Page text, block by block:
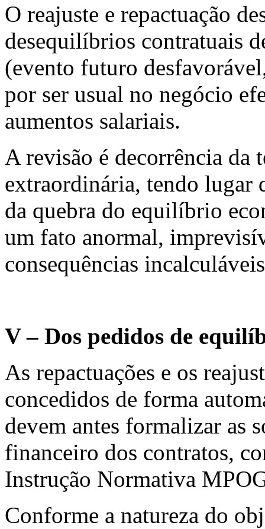
O reajuste e repactuação
desequilíbrios contratuais
(evento futuro
por ser usual no negócio
aumentos salariais.
A revisão é decorrência da
extraordinária, tendo lugar
da quebra do equilíbrio
um fato anormal,
consequências
V – Dos pedidos de
As repactuações e os
concedidos de forma
devem antes formalizar as
financeiro dos contratos,
Instrução Normativa
Conforme a natureza do